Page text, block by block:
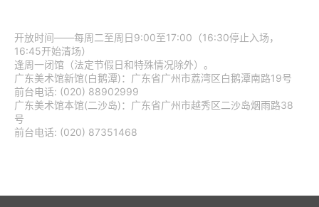
开放时间——每周二至周日9:00至17:00（16:30停止入场，
16:45开始清场）
逢周一闭馆（法定节假日和特殊情况除外）。
广东美术馆新馆(白鹅潭)：广东省广州市荔湾区白鹅潭南路19号
前台电话: (020) 88902999
广东美术馆本馆(二沙岛)：广东省广州市越秀区二沙岛烟雨路38
号
前台电话: (020) 87351468